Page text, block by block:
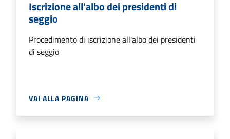
Iscrizione all'albo dei presidenti di
seggio
Procedimento di iscrizione all'albo dei presidenti
di seggio
VAI ALLA PAGINA